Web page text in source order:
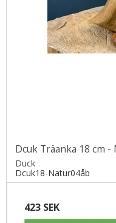
Dcuk Träanka 18 cm
Duck
Dcuk18-Natur04åb
423 SEK